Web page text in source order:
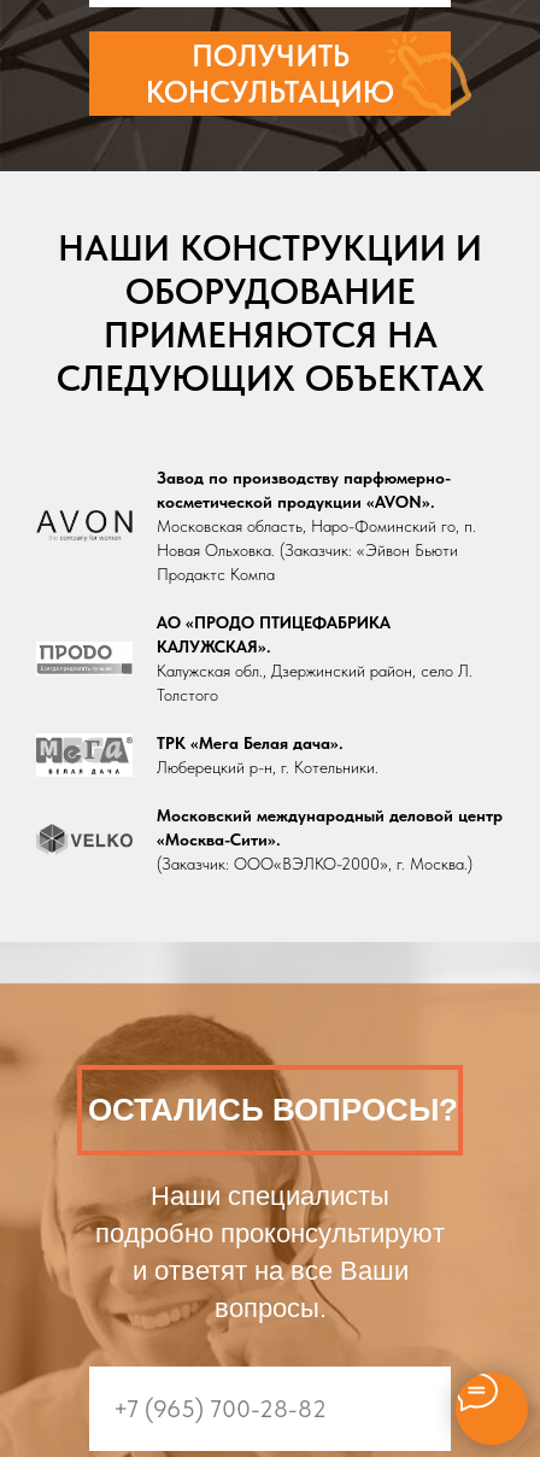
ПОЛУЧИТЬ
КОНСУЛЬТАЦИЮ
НАШИ КОНСТРУКЦИИ И
ОБОРУДОВАНИЕ
ПРИМЕНЯЮТСЯ НА
СЛЕДУЮЩИХ ОБЪЕКТАХ
Завод по производству парфюмерно-
косметической продукции «AVON».
Московская область, Наро-Фоминский го, п.
Новая Ольховка. (Заказчик: «Эйвон Бьюти
Продактс Компа
АО «ПРОДО ПТИЦЕФАБРИКА
КАЛУЖСКАЯ».
Калужская обл., Дзержинский район, село Л.
Толстого
ТРК «Мега Белая дача».
Люберецкий р-н, г. Котельники.
Московский международный деловой центр
«Москва-Сити».
(Заказчик: ООО«ВЭЛКО-2000», г. Москва.)
ОСТАЛИСЬ ВОПРОСЫ?
Наши специалисты
подробно проконсультируют
и ответят на все Ваши
вопросы.